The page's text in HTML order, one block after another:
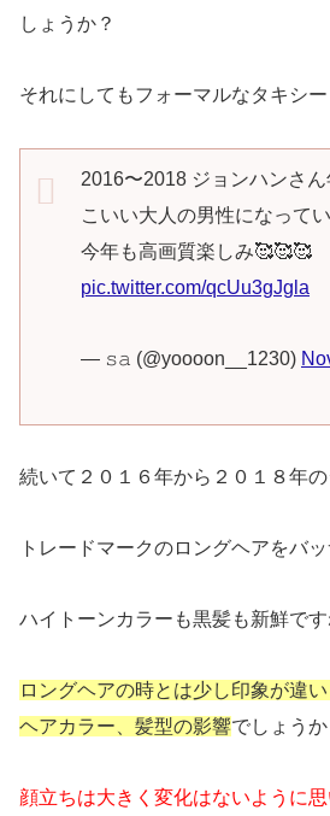
しょうか？
それにしてもフォーマルなタキシ
2016〜2018 ジョンハンさ
こいい大人の男性になっ
今年も高画質楽しみ🥰🥰🥰
pic.twitter.com/qcUu3gJgla
— 𝚜𝚊 (@yoooon__1230)
続いて２０１６年から２０１８年の
トレードマークのロングヘアをバッ
ハイトーンカラーも黒髪も新鮮です
ロングヘアの時とは少し印象が違
ヘアカラー、髪型の影響でしょうか
顔立ちは大きく変化はないように